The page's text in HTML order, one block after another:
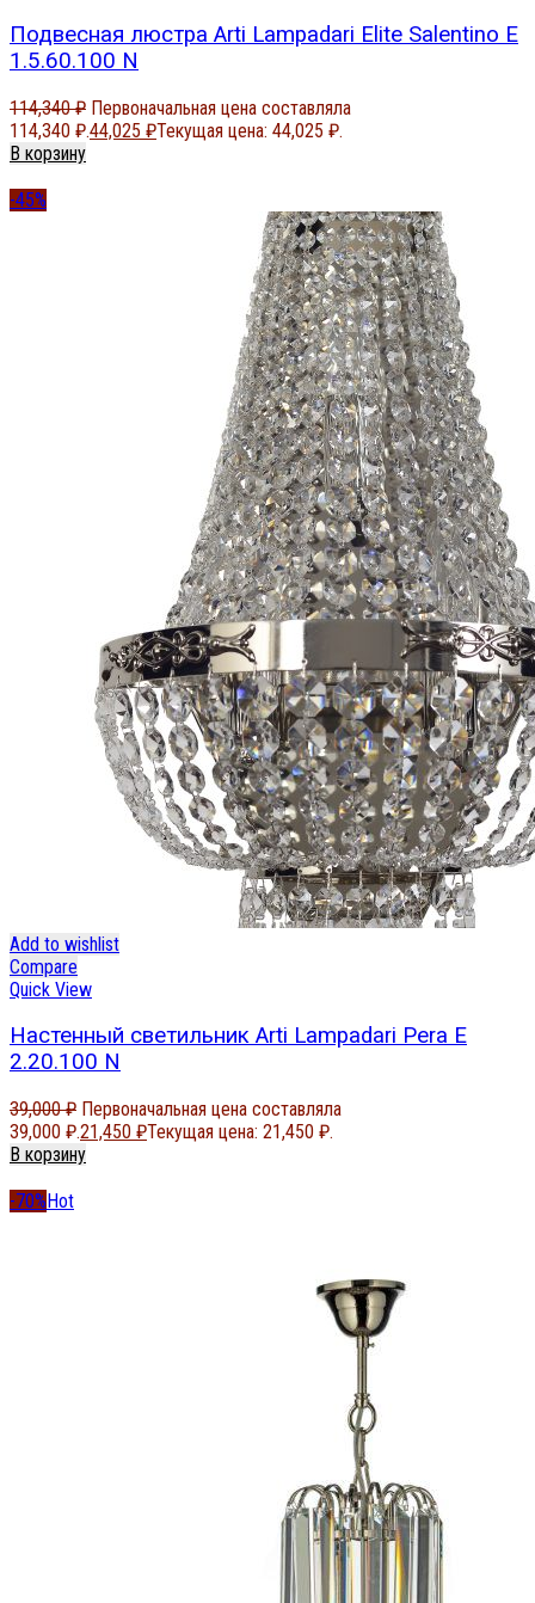
Подвесная люстра Arti Lampadari Elite Salentino E
1.5.60.100 N
114,340₽ Первоначальная цена составляла
114,340 ₽.44,025 ₽Текущая цена: 44,025 ₽.
В корзину
-45%
Add to wishlist
Compare
Quick View
Настенный светильник Arti Lampadari Pera E
2.20.100 N
39,000₽ Первоначальная цена составляла
39,000 ₽.21,450 ₽Текущая цена: 21,450 ₽.
В корзину
-70%Hot